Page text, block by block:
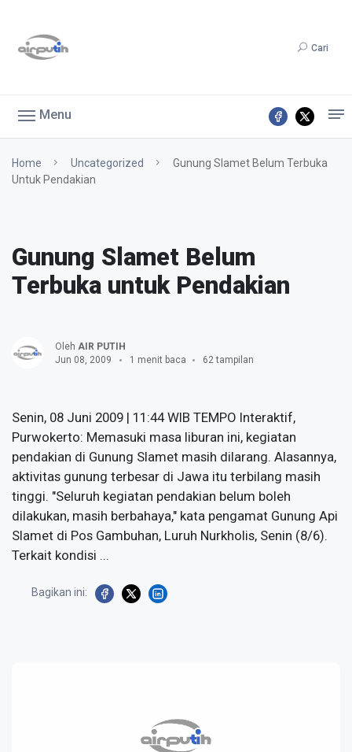
Cari
Menu
Home Uncategorized
Gunung Slamet Belum Terbuka
Untuk Pendakian
Gunung Slamet Belum
Terbuka untuk Pendakian
Oleh AIR PUTIH
Jun 08, 2009
1 menit baca 62 tampilan
Senin, 08 Juni 2009 | 11:44 WIB TEMPO Interaktif,
Purwokerto: Memasuki masa liburan ini, kegiatan
pendakian di Gunung Slamet masih dilarang. Alasannya,
aktivitas gunung terbesar di Jawa itu terbilang masih
tinggi. "Seluruh kegiatan pendakian belum boleh
dilakukan, masih berbahaya," kata pengamat Gunung Api
Slamet di Pos Gambuhan, Luruh Nurkholis, Senin (8/6).
Terkait kondisi ...
Bagikan ini: